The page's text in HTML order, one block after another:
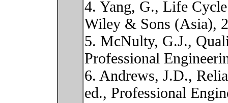
4. Yang, G., Life
Wiley & Sons (Asia),
5. McNulty, G.J.,
Professional
6. Andrews, J.D.,
ed., Professional